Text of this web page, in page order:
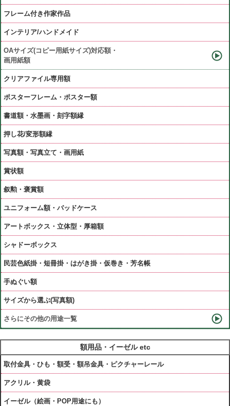
フレーム付き作家作品
インテリア/ハンドメイド
OAサイズ(コピー用紙サイズ)対応額・
画用紙額
クリアファイル専用額
ポスターフレーム・ポスター額
書道額・水墨画・刻字額縁
押し花/変形額縁
写真額・写真立て・画用紙
賞状額
叙勲・褒賞額
ユニフォーム額・バッドケース
アートボックス・立体型・厚箱額
シャドーボックス
民芸色紙掛・短冊掛・はがき掛・仮巻き・芳名帳
手ぬぐい額
サイズから選ぶ(写真額)
さらにその他の用途一覧
額用品・イーゼル etc
取付金具・ひも・額受・額吊金具・ピクチャーレール
アクリル・黄袋
イーゼル（絵画・POP用途にも）